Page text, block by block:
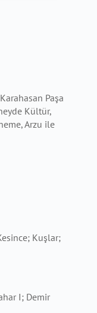
Paşa
Kültür,
Arzu ile
Kuşlar;
I; Demir